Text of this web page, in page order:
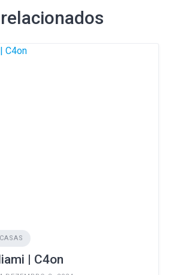
| C4on